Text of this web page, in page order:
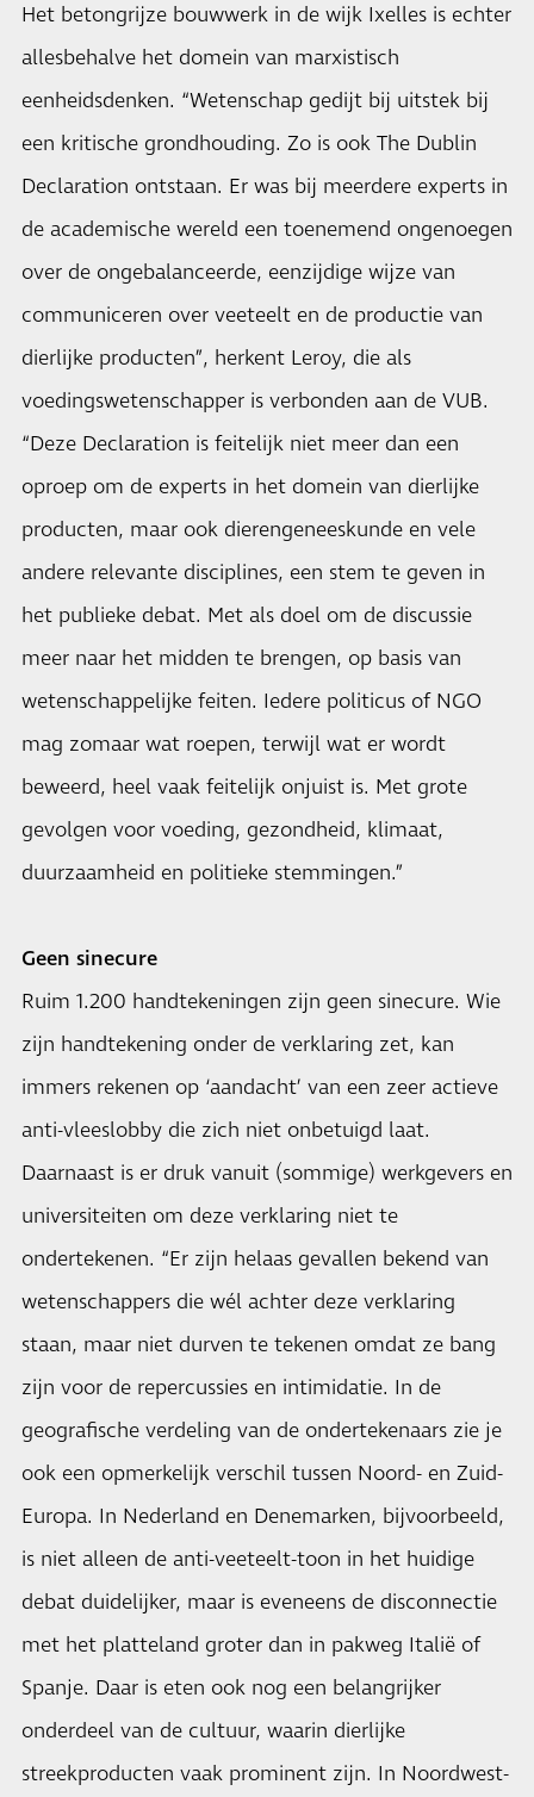
Het betongrijze bouwwerk in de wijk Ixelles is echter
allesbehalve het domein van marxistisch
eenheidsdenken. “Wetenschap gedijt bij uitstek bij
een kritische grondhouding. Zo is ook The Dublin
Declaration ontstaan. Er was bij meerdere experts in
de academische wereld een toenemend ongenoegen
over de ongebalanceerde, eenzijdige wijze van
communiceren over veeteelt en de productie van
dierlijke producten”, herkent Leroy, die als
voedingswetenschapper is verbonden aan de VUB.
“Deze Declaration is feitelijk niet meer dan een
oproep om de experts in het domein van dierlijke
producten, maar ook dierengeneeskunde en vele
andere relevante disciplines, een stem te geven in
het publieke debat. Met als doel om de discussie
meer naar het midden te brengen, op basis van
wetenschappelijke feiten. Iedere politicus of NGO
mag zomaar wat roepen, terwijl wat er wordt
beweerd, heel vaak feitelijk onjuist is. Met grote
gevolgen voor voeding, gezondheid, klimaat,
duurzaamheid en politieke stemmingen.”
Geen sinecure
Ruim 1.200 handtekeningen zijn geen sinecure. Wie
zijn handtekening onder de verklaring zet, kan
immers rekenen op ‘aandacht’ van een zeer actieve
anti-vleeslobby die zich niet onbetuigd laat.
Daarnaast is er druk vanuit (sommige) werkgevers en
universiteiten om deze verklaring niet te
ondertekenen. “Er zijn helaas gevallen bekend van
wetenschappers die wél achter deze verklaring
staan, maar niet durven te tekenen omdat ze bang
zijn voor de repercussies en intimidatie. In de
geografische verdeling van de ondertekenaars zie je
ook een opmerkelijk verschil tussen Noord- en Zuid-
Europa. In Nederland en Denemarken, bijvoorbeeld,
is niet alleen de anti-veeteelt-toon in het huidige
debat duidelijker, maar is eveneens de disconnectie
met het platteland groter dan in pakweg Italië of
Spanje. Daar is eten ook nog een belangrijker
onderdeel van de cultuur, waarin dierlijke
streekproducten vaak prominent zijn. In Noordwest-